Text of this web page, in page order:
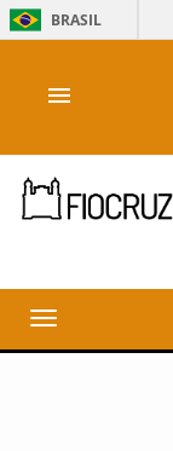
BRASIL
menu
Toggle
navigation